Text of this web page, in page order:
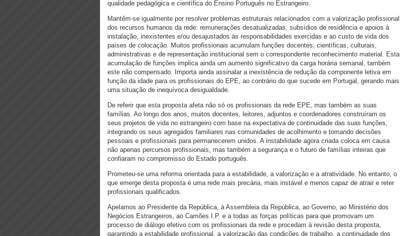
qualidade pedagógica e científica do Ensino Português no Estrangeiro.
Mantêm-se igualmente por resolver problemas estruturais relacionados com a valorização profissional
dos recursos humanos da rede: remunerações desatualizadas, subsídios de residência e apoios à
instalação, inexistentes e/ou desajustados às responsabilidades exercidas e ao custo de vida dos
países de colocação. Muitos profissionais acumulam funções docentes, científicas, culturais,
administrativas e de representação institucional sem o correspondente reconhecimento material. Esta
acumulação de funções implica ainda um aumento significativo da carga horária semanal, também
este não compensado. Importa ainda assinalar a inexistência de redução da componente letiva em
função da idade para os profissionais do EPE, ao contrário do que sucede em Portugal, gerando mais
uma situação de inequívoca desigualdade.
De referir que esta proposta afeta não só os profissionais da rede EPE, mas também as suas
famílias. Ao longo dos anos, muitos docentes, leitores, adjuntos e coordenadores construíram os
seus projetos de vida no estrangeiro com base na expectativa de continuidade das suas funções,
integrando os seus agregados familiares nas comunidades de acolhimento e tomando decisões
pessoais e profissionais para permanecerem unidos. A instabilidade agora criada coloca em causa
não apenas percursos profissionais, mas também a segurança e o futuro de famílias inteiras que
confiaram no compromisso do Estado português.
Prometeu-se uma reforma orientada para a estabilidade, a valorização e a atratividade. No entanto, o
que emerge desta proposta é uma rede mais precária, mais instável e menos capaz de atrair e reter
profissionais qualificados.
Apelamos ao Presidente da República, à Assembleia da República, ao Governo, ao Ministério dos
Negócios Estrangeiros, ao Camões I.P. e a todas as forças políticas para que promovam um
processo de diálogo efetivo com os profissionais da rede e procedam à revisão desta proposta,
garantindo a estabilidade profissional, a valorização das condições de trabalho, a continuidade dos